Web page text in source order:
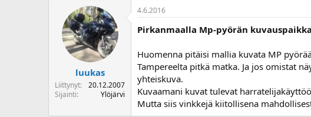
u
n
l
o
i
t
u
s
p
ä
i
luukas
Liittynyt
20.12.2007
Sijainti
Ylöjärvi
4.6.2016
Pirkanmaalla Mp-pyörän
Huomenna pitäisi mallia kuvata MP
Tampereelta pitkä matka. Ja jos omistat
yhteiskuva.
Kuvaamani kuvat tulevat
Mutta siis vinkkejä kiitollisena